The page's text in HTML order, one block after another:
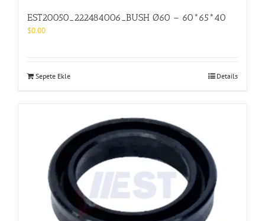
EST20050_222484006_BUSH Ø60 – 60*65*40
$0.00
Sepete Ekle Details